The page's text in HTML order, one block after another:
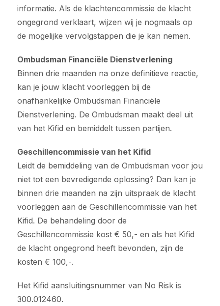
informatie. Als de klachtencommissie de klacht
ongegrond verklaart, wijzen wij je nogmaals op
de mogelijke vervolgstappen die je kan nemen.
Ombudsman Financiële Dienstverlening
Binnen drie maanden na onze definitieve reactie,
kan je jouw klacht voorleggen bij de
onafhankelijke Ombudsman Financiële
Dienstverlening. De Ombudsman maakt deel uit
van het Kifid en bemiddelt tussen partijen.
Geschillencommissie van het Kifid
Leidt de bemiddeling van de Ombudsman voor jou
niet tot een bevredigende oplossing? Dan kan je
binnen drie maanden na zijn uitspraak de klacht
voorleggen aan de Geschillencommissie van het
Kifid. De behandeling door de
Geschillencommissie kost € 50,- en als het Kifid
de klacht ongegrond heeft bevonden, zijn de
kosten € 100,-.
Het Kifid aansluitingsnummer van No Risk is
300.012460.